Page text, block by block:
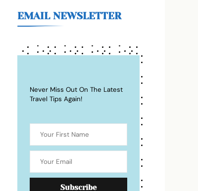
EMAIL NEWSLETTER
Never Miss Out On The Latest
Travel Tips Again!